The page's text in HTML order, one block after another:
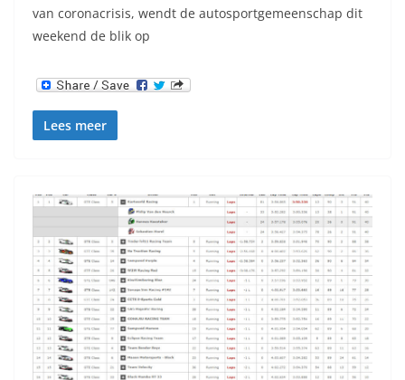
van coronacrisis, wendt de autosportgemeenschap dit
weekend de blik op
Lees meer